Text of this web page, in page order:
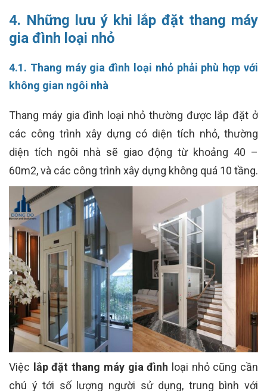
4. Những lưu ý khi lắp đặt thang máy
gia đình loại nhỏ
4.1. Thang máy gia đình loại nhỏ phải phù hợp với
không gian ngôi nhà
Thang máy gia đình loại nhỏ thường được lắp đặt ở
các công trình xây dựng có diện tích nhỏ, thường
diện tích ngôi nhà sẽ giao động từ khoảng 40 –
60m2, và các công trình xây dựng không quá 10 tầng.
Việc lắp đặt thang máy gia đình loại nhỏ cũng cần
chú ý tới số lượng người sử dụng, trung bình với